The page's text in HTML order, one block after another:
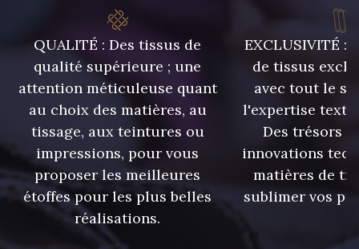
QUALITÉ : Des tissus de
qualité supérieure ; une
attention méticuleuse quant
au choix des matières, au
tissage, aux teintures ou
impressions, pour vous
proposer les meilleures
étoffes pour les plus belles
réalisations.
EXCLUSIVITÉ :
de tissus
avec tout le
l'expertise
Des trésors
innovations
matières de
sublimer vos